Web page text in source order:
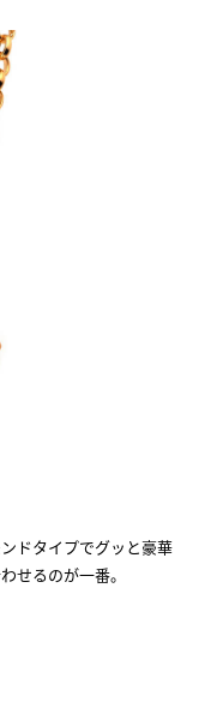
ドタイプでグッと豪華
せるのが一番。